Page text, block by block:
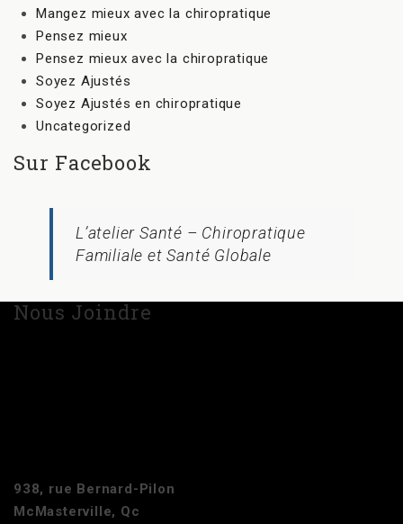
Mangez mieux avec la chiropratique
Pensez mieux
Pensez mieux avec la chiropratique
Soyez Ajustés
Soyez Ajustés en chiropratique
Uncategorized
Sur Facebook
L’atelier Santé – Chiropratique
Familiale et Santé Globale
Nous Joindre
938, rue Bernard-Pilon
McMasterville, Qc